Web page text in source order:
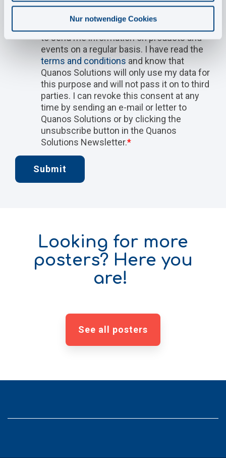
Nur notwendige Cookies
Yes, Quanos Solutions may store the data
I have entered in order to contact me and
to send me information on products and
events on a regular basis. I have read the
terms and conditions and know that
Quanos Solutions will only use my data for
this purpose and will not pass it on to third
parties. I can revoke this consent at any
time by sending an e-mail or letter to
Quanos Solutions or by clicking the
unsubscribe button in the Quanos
Solutions Newsletter.*
Looking for more
posters? Here you
are!
See all posters